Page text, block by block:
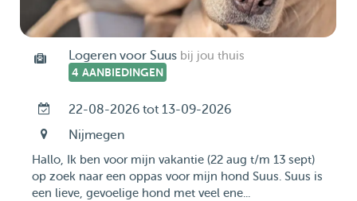
Logeren voor Suus bij jou thuis
4 AANBIEDINGEN
22-08-2026 tot 13-09-2026
Nijmegen
Hallo, Ik ben voor mijn vakantie (22 aug t/m 13 sept)
op zoek naar een oppas voor mijn hond Suus. Suus is
een lieve, gevoelige hond met veel ene...